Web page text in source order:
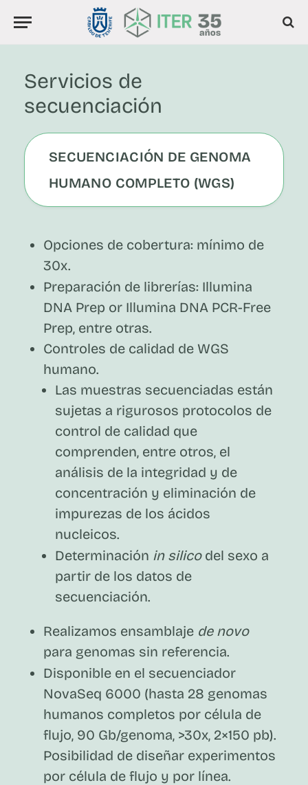
Servicios de
secuenciación
SECUENCIACIÓN DE GENOMA
HUMANO COMPLETO (WGS)
Opciones de cobertura: mínimo de
30x.
Preparación de librerías: Illumina
DNA Prep or Illumina DNA PCR-Free
Prep, entre otras.
Controles de calidad de WGS
humano.
Las muestras secuenciadas están
sujetas a rigurosos protocolos de
control de calidad que
comprenden, entre otros, el
análisis de la integridad y de
concentración y eliminación de
impurezas de los ácidos
nucleicos.
Determinación in silicodel sexo a
partir de los datos de
secuenciación.
Realizamos ensamblaje de novo
para genomas sin referencia.
Disponible en el secuenciador
NovaSeq 6000 (hasta 28 genomas
humanos completos por célula de
flujo, 90 Gb/genoma, >30x, 2×150 pb).
Posibilidad de diseñar experimentos
por célula de flujo y por línea.